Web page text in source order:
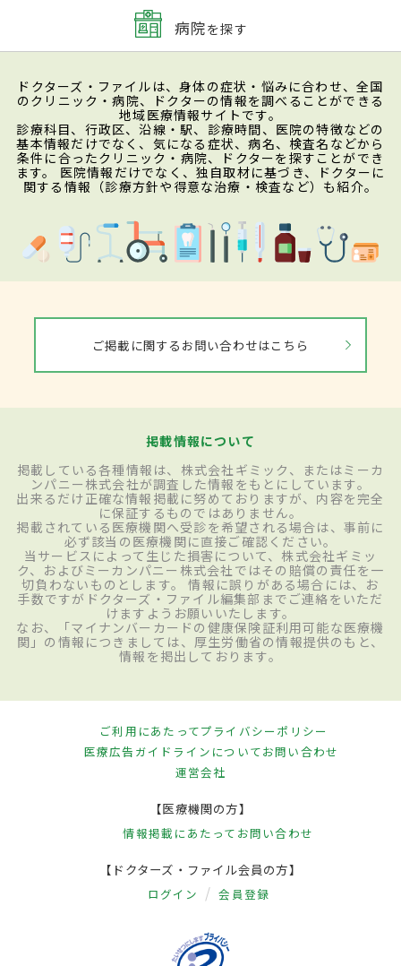
病院を探す
ドクターズ・ファイルは、身体の症状・悩みに合わせ、全国
のクリニック・病院、ドクターの情報を調べることができる
地域医療情報サイトです。
診療科目、行政区、沿線・駅、診療時間、医院の特徴などの
基本情報だけでなく、気になる症状、病名、検査名などから
条件に合ったクリニック・病院、ドクターを探すことができ
ます。 医院情報だけでなく、独自取材に基づき、ドクターに
関する情報（診療方針や得意な治療・検査など）も紹介。
ご掲載に関するお問い合わせはこちら
掲載情報について
掲載している各種情報は、株式会社ギミック、またはミーカ
ンパニー株式会社が調査した情報をもとにしています。
出来るだけ正確な情報掲載に努めておりますが、内容を完全
に保証するものではありません。
掲載されている医療機関へ受診を希望される場合は、事前に
必ず該当の医療機関に直接ご確認ください。
当サービスによって生じた損害について、株式会社ギミッ
ク、およびミーカンパニー株式会社ではその賠償の責任を一
切負わないものとします。 情報に誤りがある場合には、お
手数ですがドクターズ・ファイル編集部までご連絡をいただ
けますようお願いいたします。
なお、「マイナンバーカードの健康保険証利用可能な医療機
関」の情報につきましては、厚生労働省の情報提供のもと、
情報を掲出しております。
ご利用にあたってプライバシーポリシー
医療広告ガイドラインについてお問い合わせ
運営会社
【医療機関の方】
情報掲載にあたって お問い合わせ
【ドクターズ・ファイル会員の方】
ログイン 会員登録